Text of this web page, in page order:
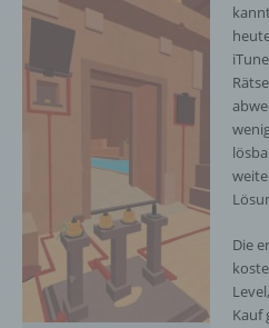
Die
Kauf
InnoMobile GmbH
Schlehenweg 20
18069 Lambrechtshagen
Cookies / SessionStorage /
Die Internetseiten
genannte Cookies,